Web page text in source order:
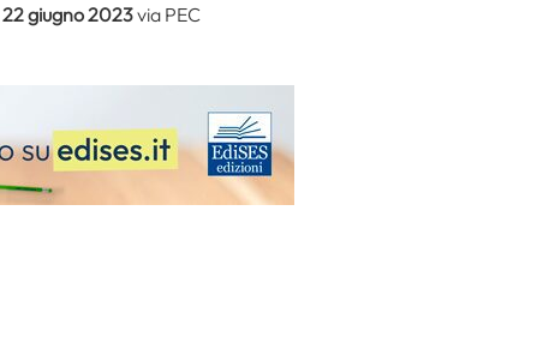
22 giugno 2023via PEC